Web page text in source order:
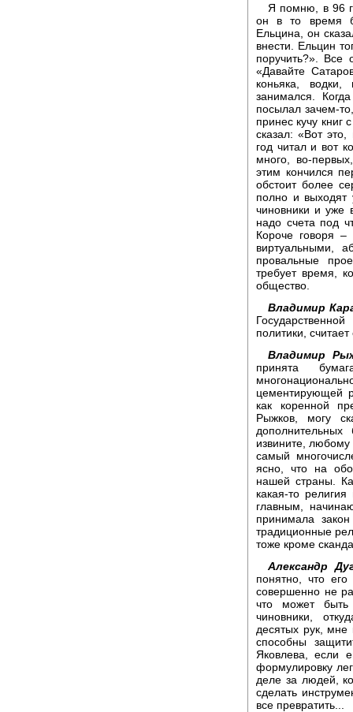
Я помню, в 96
он в то время
Ельцина, он
внести. Ельцин
поручить?». Все
«Давайте
коньяка,
занимался.
посылал зачем-
принес кучу книг
сказал: «Вот
год читал и вот
много, во-
этим кончился
обстоит более
полно и выходят
чиновники и уже
надо счета под
Короче говоря
виртуальными,
провальные
требует время,
общество.
Владимир
политики,
Владимир
принята
цементирующей
как коренной
Рыжков, могу
извините, любому
самый
ясно, что на
нашей страны.
какая-то
главным,
принимала
традиционные
тоже кроме
Александр
понятно, что
совершенно не
что может быть
чиновники,
десятых рук, мне
способны
Яковлева, если
формулировку
деле за людей,
сделать
все превратить...